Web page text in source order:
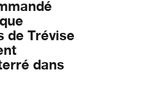
de Trévise
dans